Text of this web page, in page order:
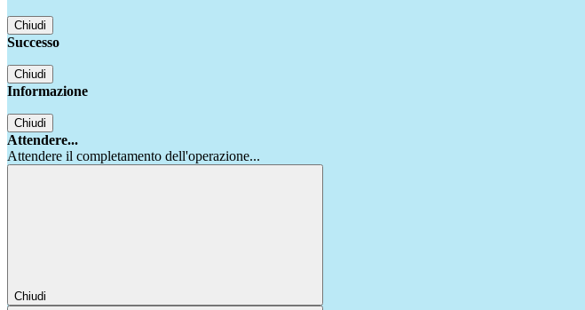
Chiudi
Successo
Chiudi
Informazione
Chiudi
Attendere...
Attendere il completamento dell'operazione...
Chiudi